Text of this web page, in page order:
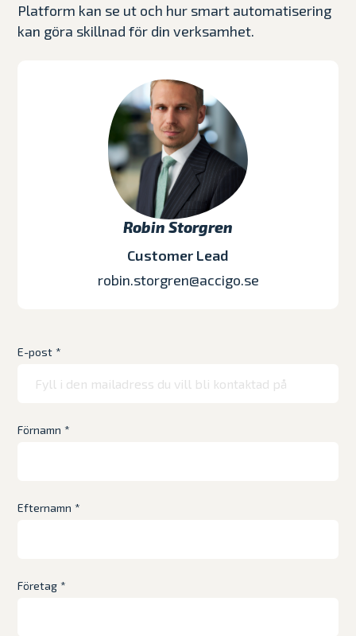
Platform kan se ut och hur smart automatisering
kan göra skillnad för din verksamhet.
Robin Storgren
Customer Lead
robin.storgren@accigo.se
E-post *
Förnamn *
Efternamn *
Företag *